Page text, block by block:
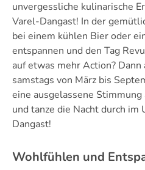
unvergessliche kulinarische
Varel-Dangast! In der
bei einem kühlen Bier oder
entspannen und den Tag
auf etwas mehr Action? Dann
samstags von März bis
eine ausgelassene
und tanze die Nacht durch im
Dangast!
Wohlfühlen und